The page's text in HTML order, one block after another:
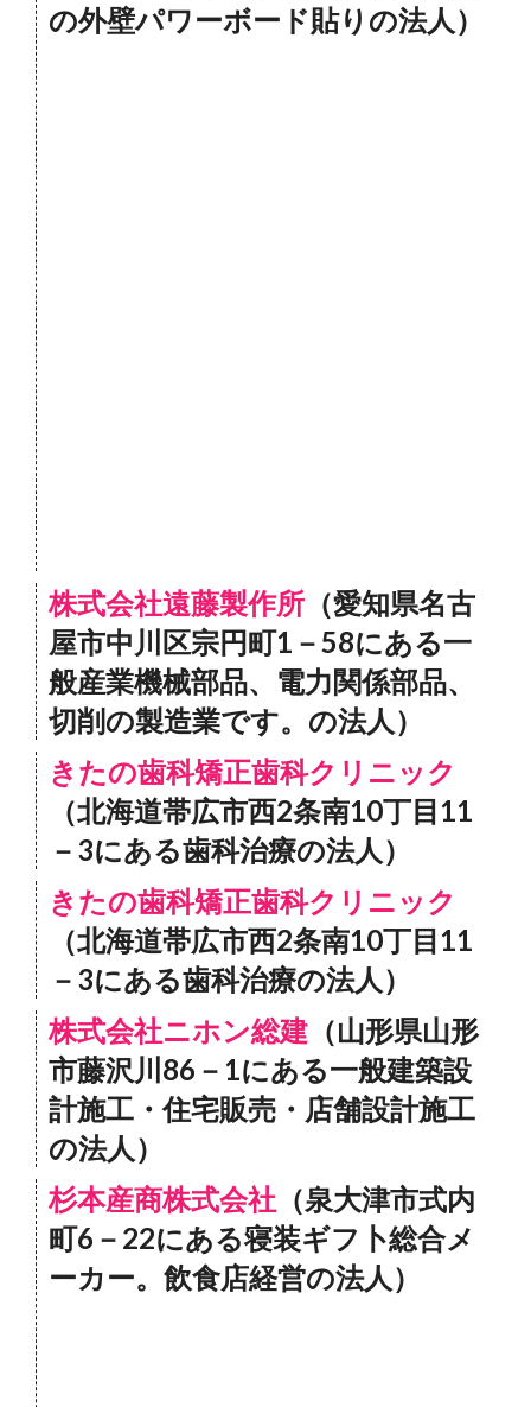
の外壁パワーボード貼りの法人）
株式会社遠藤製作所 （愛知県名古
屋市中川区宗円町1－58にある一
般産業機械部品、電力関係部品、
切削の製造業です。の法人）
きたの歯科矯正歯科クリニック
（北海道帯広市西2条南10丁目11
－3にある歯科治療の法人）
きたの歯科矯正歯科クリニック
（北海道帯広市西2条南10丁目11
－3にある歯科治療の法人）
株式会社ニホン総建 （山形県山形
市藤沢川86－1にある一般建築設
計施工・住宅販売・店舗設計施工
の法人）
杉本産商株式会社 （泉大津市式内
町6－22にある寝装ギフ卜総合メ
ーカー。飲食店経営の法人）